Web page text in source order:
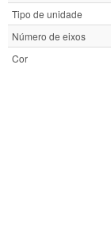
Tipo de unidade
Número de eixos
Cor